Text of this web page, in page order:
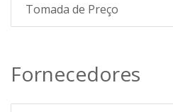
Tomada de Preço
Fornecedores